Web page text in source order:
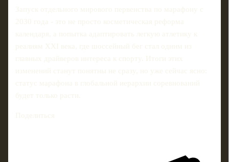
Запуск отдельного мирового первенства по марафону с
2030 года - это не просто косметическая реформа
календаря, а попытка адаптировать легкую атлетику к
реалиям XXI века, где шоссейный бег стал одним из
главных драйверов интереса к спорту. Итоги этих
изменений станут понятны не сразу, но уже сейчас ясно:
статус марафона в глобальной иерархии соревнований
будет только расти.
Поделиться